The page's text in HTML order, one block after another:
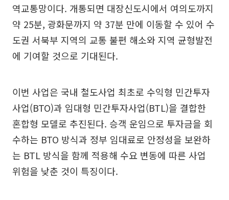
역교통망이다. 개통되면 대장신도시에서 여의도까지
약 25분, 광화문까지 약 37분 만에 이동할 수 있어 수
도권 서북부 지역의 교통 불편 해소와 지역 균형발전
에 기여할 것으로 기대된다.
이번 사업은 국내 철도사업 최초로 수익형 민간투자
사업(BTO)과 임대형 민간투자사업(BTL)을 결합한
혼합형 모델로 추진된다. 승객 운임으로 투자금을 회
수하는 BTO 방식과 정부 임대료로 안정성을 보완하
는 BTL 방식을 함께 적용해 수요 변동에 따른 사업
위험을 낮춘 것이 특징이다.